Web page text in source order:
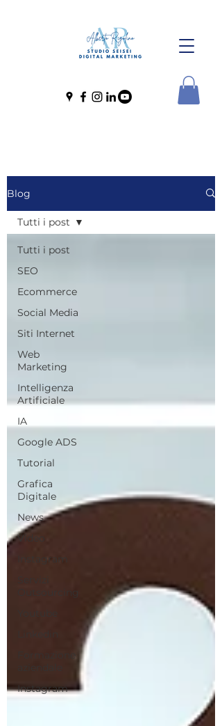
Blog
Tutti i post
SEO
Ecommerce
Social Media
Siti Internet
Web
Marketing
Intelligenza
Artificiale
IA
Google ADS
Tutorial
Grafica
Digitale
News
Video
Instagram
Formazione
Instagram
Tutti i post